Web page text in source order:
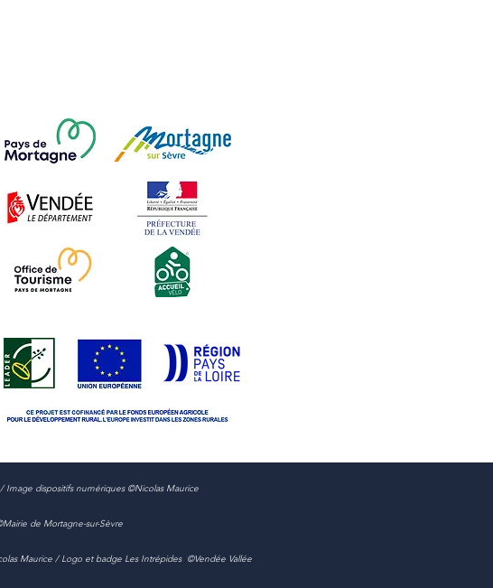
dispositifs numériques ©Nicolas Maurice
de Mortagne-sur-Sèvre
Maurice / Logo et badge Les Intrépides ©Vendée Vallée